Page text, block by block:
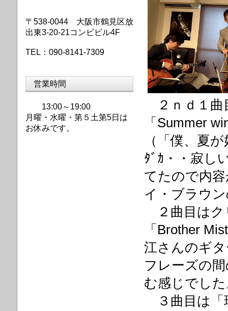
２ｎｄ１曲
「Summer
（「僕、夏
ﾀﾞｶ・・寂し
てたので内
イ・ブラウ
２曲目はク
「Brother
江さんのギ
フレーズの
む感じでし
３曲目は「
〒538-0044 大阪市鶴見区放
出東3-20-21コンビビル4F
TEL：090-8141-7309
営業時間
13:00～19:00
月曜・水曜・第 ５土第5日は
お休みです。